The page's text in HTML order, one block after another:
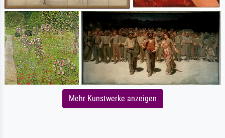
Mehr Kunstwerke anzeigen